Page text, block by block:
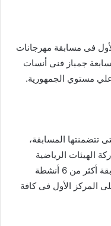
فى مسابقة مهرجانات
جمباز فنى أنسات
علي مستوي الجمهورية.
تتضمنتها المسابقة،
الهيئات الرياضية
المشاركة فى المسابقة، وتضمنت المسابقة أكثر من 6 أنشطة
المركز الأول فى كافة